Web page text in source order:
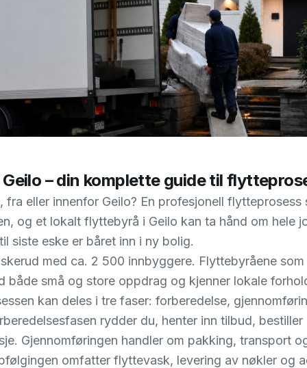
– din komplette guide til
fra eller innenfor Geilo? En profesjonell flytteprosess
og et lokalt flyttebyrå i Geilo kan ta hånd om hele
siste eske er båret inn i ny bolig.
med ca. 2 500 innbyggere. Flyttebyråene
både små og store oppdrag og kjenner lokale
kan deles i tre faser: forberedelse,
rydder du, henter inn tilbud,
Gjennomføringen handler om pakking, transport
omfatter flyttevask, levering av nøkler og